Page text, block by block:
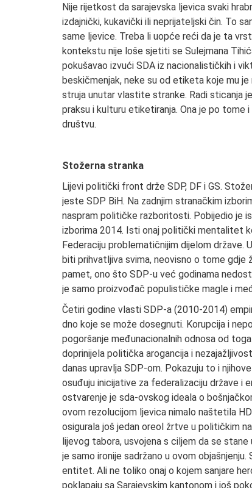
Nije rijetkost da sarajevska ljevica svaki
izdajnički, kukavički ili neprijateljski čin. To
same ljevice. Treba li uopće reći da je ta
kontekstu nije loše sjetiti se Sulejmana
pokušavao izvući SDA iz nacionalističkih i
beskičmenjak, neke su od etiketa koje mu
struja unutar vlastite stranke. Radi sticanja
praksu i kulturu etiketiranja. Ona je po tome
društvu.
Stožerna stranka
Lijevi politički front drže SDP, DF i GS.
jeste SDP BiH. Na zadnjim stranačkim
naspram političke razboritosti. Pobijedio je
izborima 2014. Isti onaj politički mentalitet
Federaciju problematičnijim dijelom države.
biti prihvatljiva svima, neovisno o tome
pamet, ono što SDP-u već godinama
je samo proizvođač populističke magle i
Četiri godine vlasti SDP-a (2010-2014)
dno koje se može dosegnuti. Korupcija i
pogoršanje međunacionalnih odnosa od
doprinijela politička arogancija i
danas upravlja SDP-om. Pokazuju to i
osuđuju inicijative za federalizaciju države i
ostvarenje je sda-ovskog ideala o
ovom rezolucijom ljevica nimalo naštetila
osigurala još jedan oreol žrtve u političkim
lijevog tabora, usvojena s ciljem da se
je samo ironije sadržano u ovom
entitet. Ali ne toliko onaj o kojem sanjare
poklapaju sa Sarajevskim kantonom i još